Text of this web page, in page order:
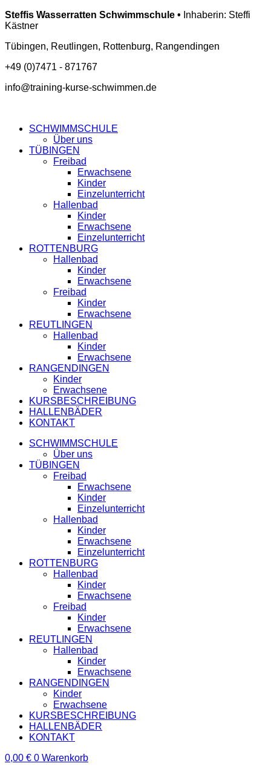
Steffis Wasserratten Schwimmschule • Inhaberin: Steffi
Kästner
Tübingen, Reutlingen, Rottenburg, Rangendingen
+49 (0)7471 - 871767
info@training-kurse-schwimmen.de
SCHWIMMSCHULE
Über uns
TÜBINGEN
Freibad
Erwachsene
Kinder
Einzelunterricht
Hallenbad
Kinder
Erwachsene
Einzelunterricht
ROTTENBURG
Hallenbad
Kinder
Erwachsene
Freibad
Kinder
Erwachsene
REUTLINGEN
Hallenbad
Kinder
Erwachsene
RANGENDINGEN
Kinder
Erwachsene
KURSBESCHREIBUNG
HALLENBÄDER
KONTAKT
SCHWIMMSCHULE
Über uns
TÜBINGEN
Freibad
Erwachsene
Kinder
Einzelunterricht
Hallenbad
Kinder
Erwachsene
Einzelunterricht
ROTTENBURG
Hallenbad
Kinder
Erwachsene
Freibad
Kinder
Erwachsene
REUTLINGEN
Hallenbad
Kinder
Erwachsene
RANGENDINGEN
Kinder
Erwachsene
KURSBESCHREIBUNG
HALLENBÄDER
KONTAKT
0,00 € 0 Warenkorb